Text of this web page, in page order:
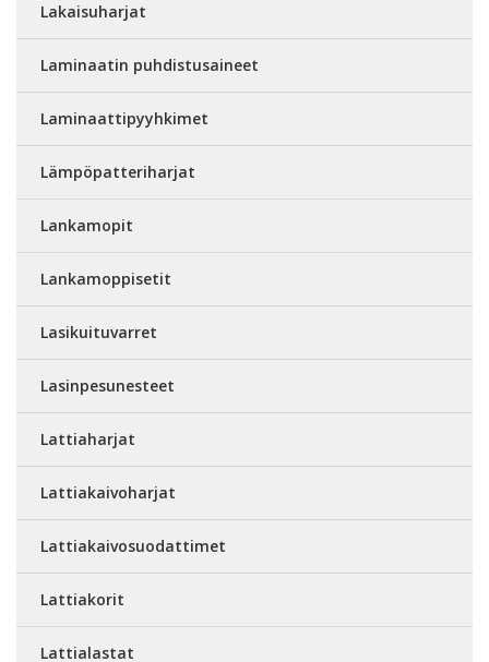
Lakaisuharjat
Laminaatin puhdistusaineet
Laminaattipyyhkimet
Lämpöpatteriharjat
Lankamopit
Lankamoppisetit
Lasikuituvarret
Lasinpesunesteet
Lattiaharjat
Lattiakaivoharjat
Lattiakaivosuodattimet
Lattiakorit
Lattialastat